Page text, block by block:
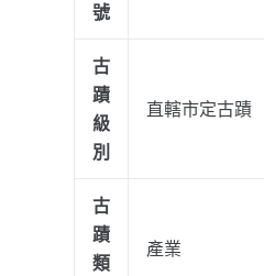
號
古
蹟
級
別
直轄市定古蹟
古
蹟
類
產業